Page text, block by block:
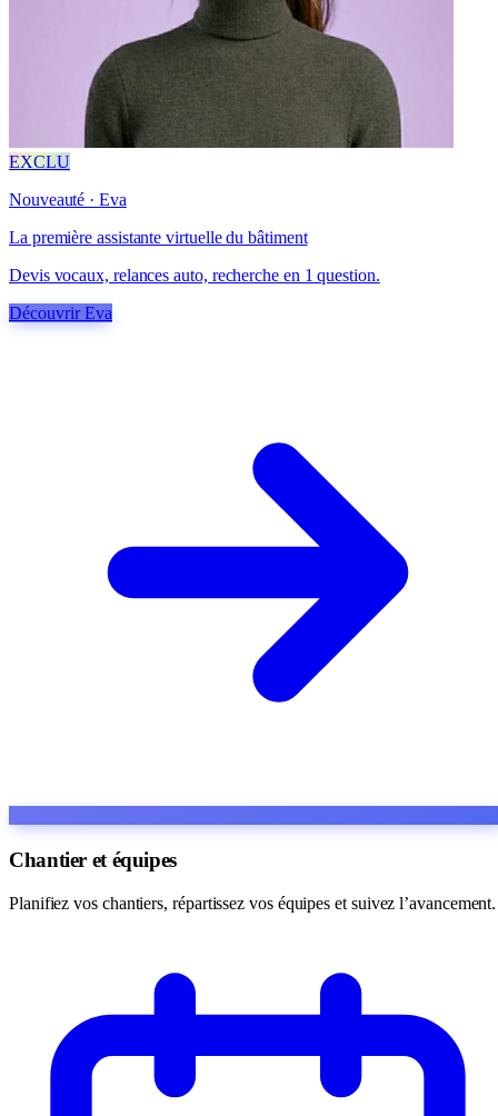
EXCLU
Nouveauté · Eva
La première assistante virtuelle du bâtiment
Devis vocaux, relances auto, recherche en 1 question.
Découvrir Eva
Chantier et équipes
Planifiez vos chantiers, répartissez vos équipes et suivez l’avancement.